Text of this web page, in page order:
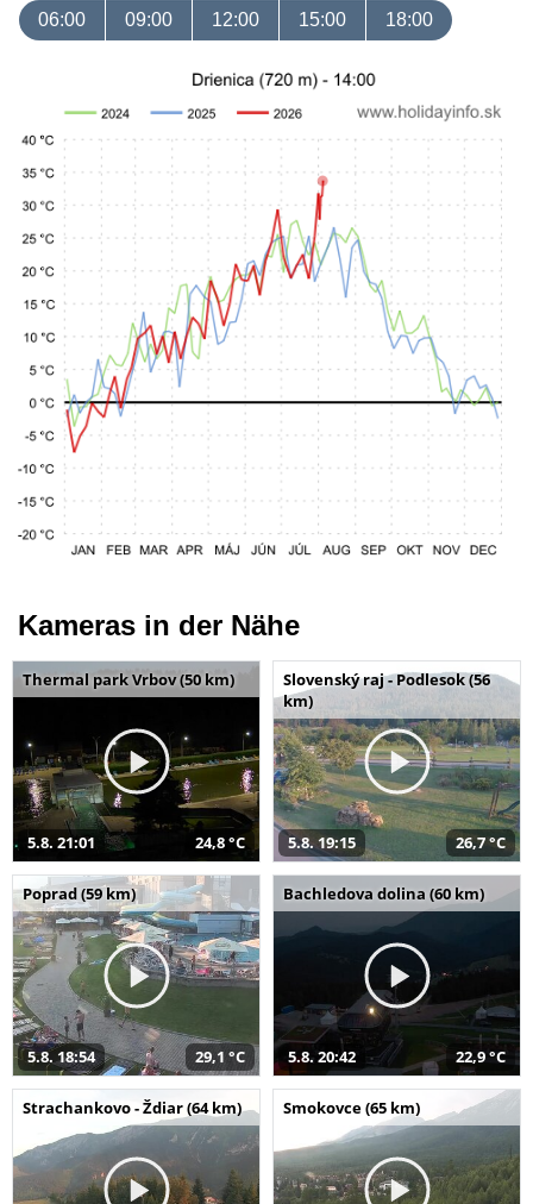
06:00 09:00 12:00 15:00 18:00
Kameras in der Nähe
Thermal park Vrbov (50 km)
5.8. 21:01 24,8 °C
Slovenský raj - Podlesok (56
km)
5.8. 19:15 26,7 °C
Poprad (59 km)
5.8. 18:54 29,1 °C
Bachledova dolina (60 km)
5.8. 20:42 22,9 °C
Strachankovo - Ždiar (64 km) Smokovce (65 km)